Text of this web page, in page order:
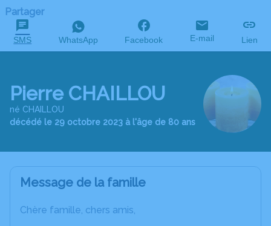
Partager
SMS WhatsApp Facebook E-mail Lien
Pierre CHAILLOU
né CHAILLOU
décédé le 29 octobre 2023 à l'âge de 80 ans
Message de la famille
Chère famille, chers amis,